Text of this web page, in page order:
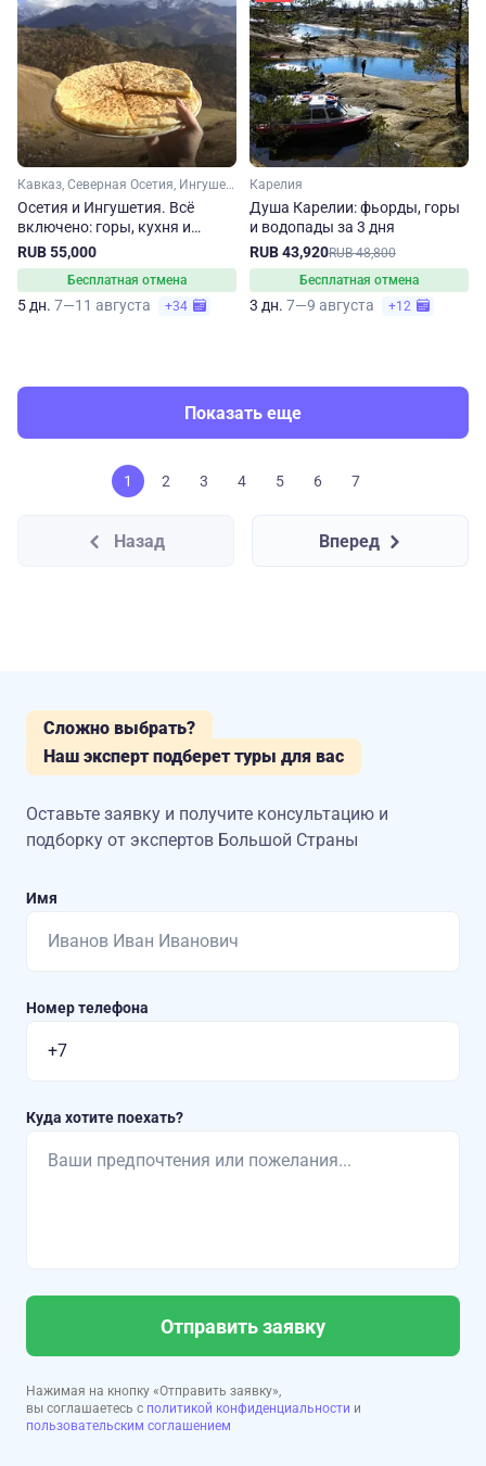
Кавказ, Северная Осетия, Ингушетия
Осетия и Ингушетия. Всё
включено: горы, кухня и
танцы
RUB 55,000
Бесплатная отмена
5 дн. 7—11 августа +34
Карелия
Душа Карелии: фьорды, горы
и водопады за 3 дня
RUB 43,920RUB 48,800
Бесплатная отмена
3 дн. 7—9 августа +12
Показать еще
1 2 3 4 5 6 7
Назад Вперед
Сложно выбрать?
Наш эксперт подберет туры для вас
Оставьте заявку и получите консультацию и
подборку от экспертов Большой Страны
Имя
Номер телефона
Куда хотите поехать?
Отправить заявку
Нажимая на кнопку «Отправить заявку»,
вы соглашаетесь с политикой конфиденциальности и
пользовательским соглашением